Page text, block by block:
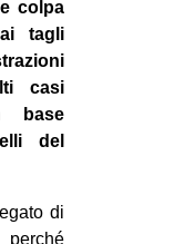
colpa
tagli
casi
base
del
di
perché